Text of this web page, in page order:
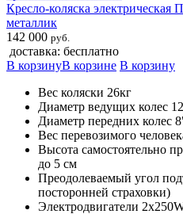
Кресло-коляска
металлик
142 000 руб.
доставка: бесплатно
В корзинуВ корзине В корзину
Вес коляски 26кг
Диаметр ведущих колес
Диаметр передних колес
Вес перевозимого
Высота самостоятельно
до 5 см
Преодолеваемый угол
посторонней страховки)
Электродвигатели